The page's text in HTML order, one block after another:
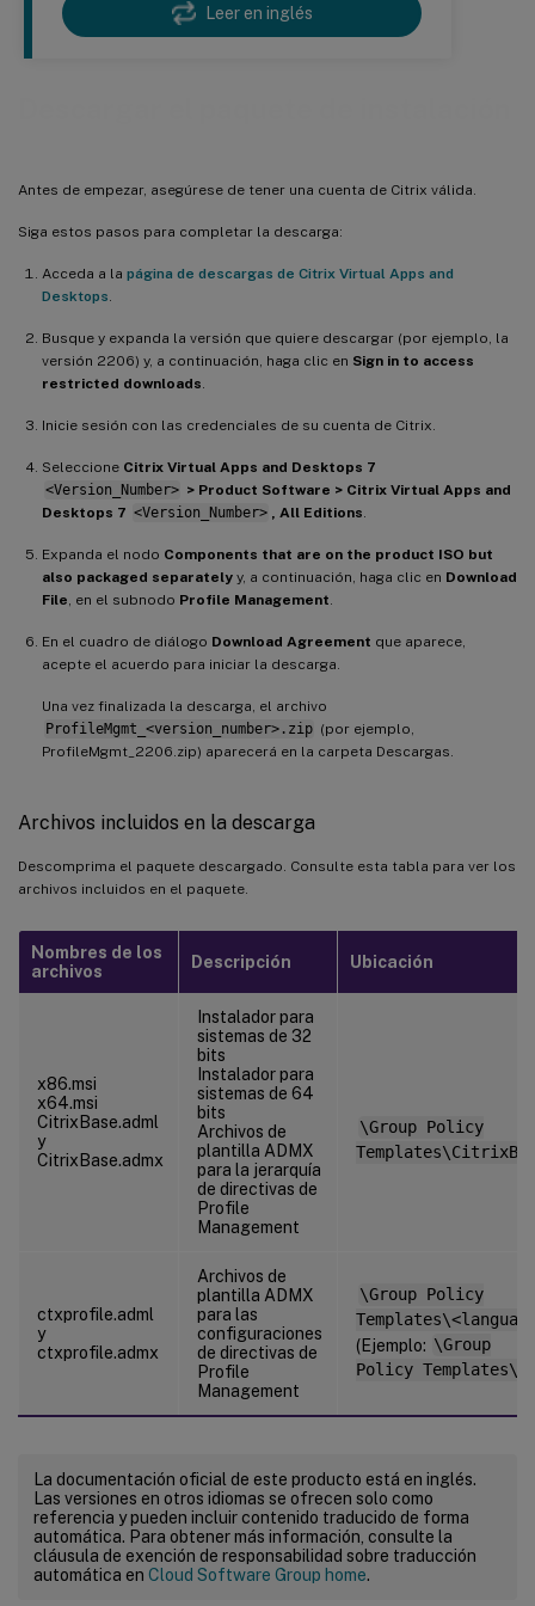
Leer en inglés
Antes de empezar, asegúrese de tener una cuenta de Citrix válida.
Siga estos pasos para completar la descarga:
Acceda a la página de descargas de Citrix Virtual Apps and
Desktops
Busque y expanda la versión que quiere descargar (por ejemplo, la
versión 2206) y, a continuación, haga clic en Sign in to access
restricted downloads
Inicie sesión con las credenciales de su cuenta de Citrix.
Seleccione Citrix Virtual Apps and Desktops 7
<Version_Number> > Product Software > Citrix Virtual Apps and
Desktops 7 <Version_Number> , All Editions
Expanda el nodo Components that are on the product ISO but
also packaged separately y, a continuación, haga clic en Download
File , en el subnodo Profile Management
En el cuadro de diálogo Download Agreement que aparece,
acepte el acuerdo para iniciar la descarga.
Una vez finalizada la descarga, el archivo
ProfileMgmt_<version_number>.zip (por ejemplo,
ProfileMgmt_2206.zip) aparecerá en la carpeta Descargas.
Archivos incluidos en la descarga
Descomprima el paquete descargado. Consulte esta tabla para ver los
archivos incluidos en el paquete.
Nombres de los
archivos
Descripción Ubicación
x86.msi
x64.msi
CitrixBase.adml
y
CitrixBase.admx
Instalador para
sistemas de 32
bits
Instalador para
sistemas de 64
bits
Archivos de
plantilla ADMX
para la jerarquía
de directivas de
Profile
Management
\Group Policy
ctxprofile.adml
y
ctxprofile.admx
Archivos de
plantilla ADMX
para las
configuraciones
de directivas de
Profile
Management
\Group Policy
(Ejemplo: \Group
Policy
La documentación oficial de este producto está en inglés.
Las versiones en otros idiomas se ofrecen solo como
referencia y pueden incluir contenido traducido de forma
automática. Para obtener más información, consulte la
cláusula de exención de responsabilidad sobre traducción
automática en Cloud Software Group home.